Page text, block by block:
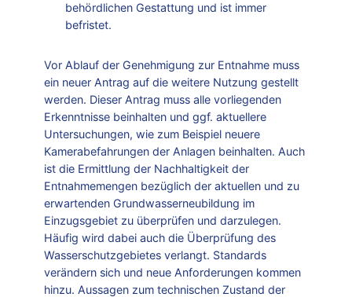
behördlichen Gestattung und ist immer
befristet.
Vor Ablauf der Genehmigung zur Entnahme muss
ein neuer Antrag auf die weitere Nutzung gestellt
werden. Dieser Antrag muss alle vorliegenden
Erkenntnisse beinhalten und ggf. aktuellere
Untersuchungen, wie zum Beispiel neuere
Kamerabefahrungen der Anlagen beinhalten. Auch
ist die Ermittlung der Nachhaltigkeit der
Entnahmemengen bezüglich der aktuellen und zu
erwartenden Grundwasserneubildung im
Einzugsgebiet zu überprüfen und darzulegen.
Häufig wird dabei auch die Überprüfung des
Wasserschutzgebietes verlangt. Standards
verändern sich und neue Anforderungen kommen
hinzu. Aussagen zum technischen Zustand der